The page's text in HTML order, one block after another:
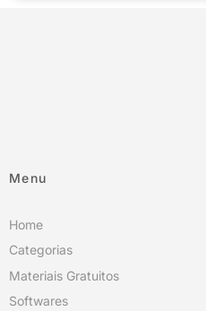
Menu
Home
Categorias
Materiais Gratuitos
Softwares